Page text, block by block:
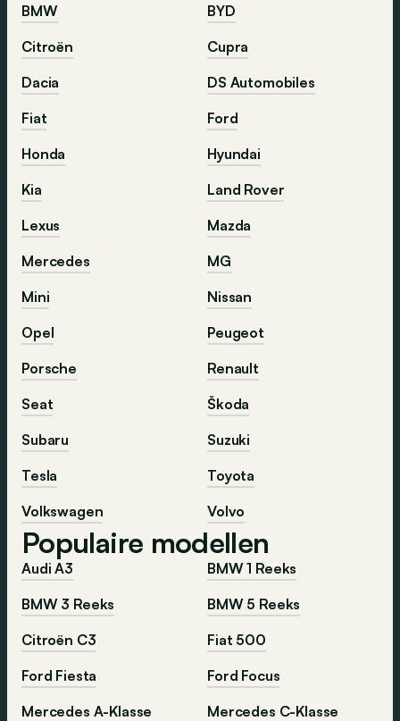
BMW
BYD
Citroën
Cupra
Dacia
DS Automobiles
Fiat
Ford
Honda
Hyundai
Kia
Land Rover
Lexus
Mazda
Mercedes
MG
Mini
Nissan
Opel
Peugeot
Porsche
Renault
Seat
Škoda
Subaru
Suzuki
Tesla
Toyota
Volkswagen
Volvo
Populaire modellen
Audi A3
BMW 1 Reeks
BMW 3 Reeks
BMW 5 Reeks
Citroën C3
Fiat 500
Ford Fiesta
Ford Focus
Mercedes A-Klasse
Mercedes C-Klasse